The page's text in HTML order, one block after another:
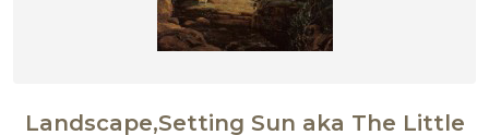
Landscape,Setting Sun aka The Little